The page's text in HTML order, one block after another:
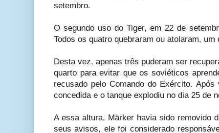
setembro.
O segundo uso do Tiger, em 22 de
Todos os quatro quebraram ou atolaram, um
Desta vez, apenas três puderam ser
quarto para evitar que os soviéticos
recusado pelo Comando do Exército.
concedida e o tanque explodiu no dia 25 de
A essa altura, Märker havia sido removido
seus avisos, ele foi considerado